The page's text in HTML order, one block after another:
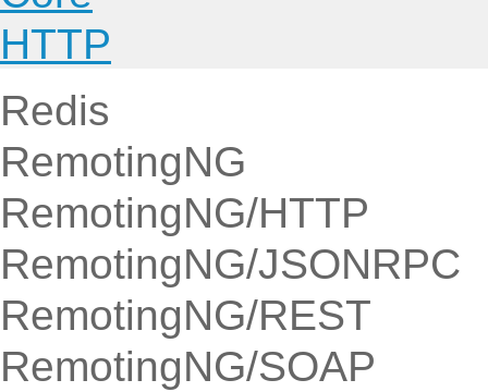
HTTP
Redis
RemotingNG
RemotingNG/HTTP
RemotingNG/JSONRPC
RemotingNG/REST
RemotingNG/SOAP